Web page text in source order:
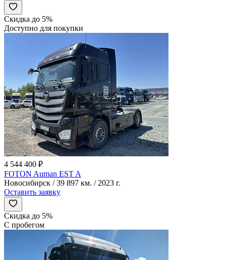
Скидка до 5%
Доступно для покупки
4 544 400 ₽
FOTON Auman EST A
Новосибирск / 39 897 км. / 2023 г.
Оставить заявку
Скидка до 5%
С пробегом